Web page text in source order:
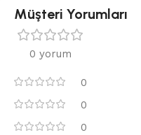
Müşteri Yorumları
0 yorum
0
0
0